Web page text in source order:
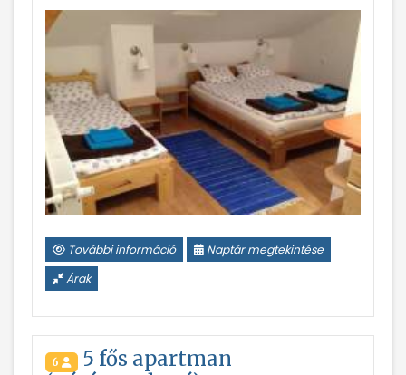
További információ
Naptár megtekintése
Árak
6
5 fős apartman